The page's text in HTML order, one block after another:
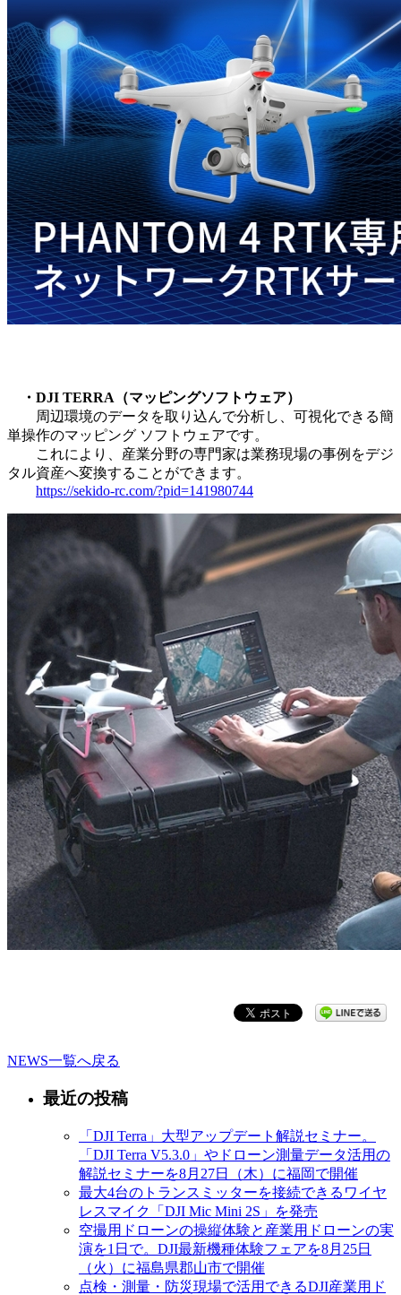
・DJI TERRA（マッピングソフトウェア）
周辺環境のデータを取り込んで分析し、可視化できる簡
単操作のマッピング ソフトウェアです。
これにより、産業分野の専門家は業務現場の事例をデジ
タル資産へ変換することができます。
https://sekido-rc.com/?pid=141980744
NEWS一覧へ戻る
最近の投稿
「DJI Terra」大型アップデート解説セミナー。
「DJI Terra V5.3.0」やドローン測量データ活用の
解説セミナーを8月27日（木）に福岡で開催
最大4台のトランスミッターを接続できるワイヤ
レスマイク「DJI Mic Mini 2S」を発売
空撮用ドローンの操縦体験と産業用ドローンの実
演を1日で。DJI最新機種体験フェアを8月25日
（火）に福島県郡山市で開催
点検・測量・防災現場で活用できるDJI産業用ド